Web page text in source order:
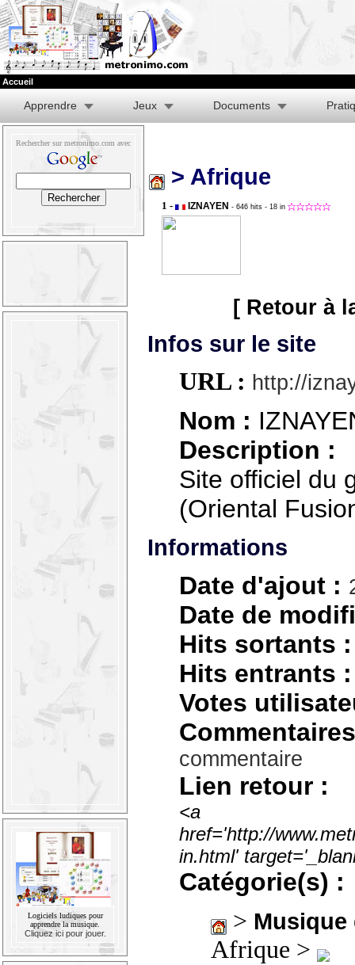
Accueil
Apprendre Jeux Documents
Rechercher sur metronimo.com avec
Logiciels ludiques pour
apprendre la musique.
Cliquez ici pour jouer.
> Afrique
1 - IZNAYEN - 646 hits - 18 in
[ Retour à
Infos sur le site
URL : http://
Nom :
Description :
Site officiel du
(Oriental
Informations
Date d'ajout :
Date de
Hits sortants :
Hits entrants :
Votes
commentaire
Lien retour :
<a
href='http://
in.html'
Catégorie(s) :
> Musique
Afrique >